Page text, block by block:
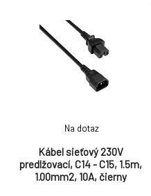
Connector 2: C14 Length: 5 m
Kábel sieťový 230V
predlžovací, C14 - C15, 1.5m,
1.00mm2, 10A, čierny
Na dotaz